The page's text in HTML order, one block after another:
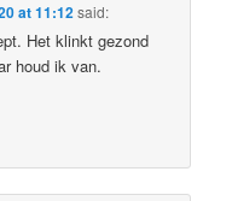
at 11:12said:
Het klinkt gezond
houd ik van.